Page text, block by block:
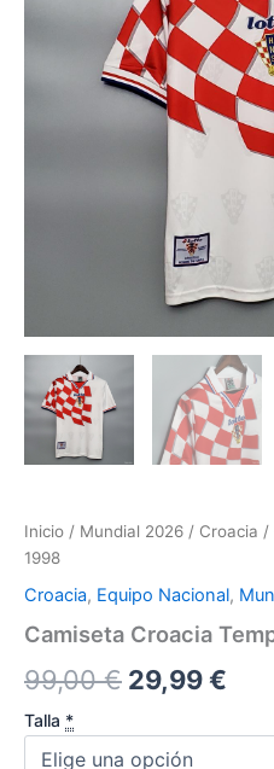
Inicio / Mundial 2026 / Croacia /
1998
Croacia, Equipo Nacional,
Camiseta Croacia
99,00€ El
29,99€
Talla *